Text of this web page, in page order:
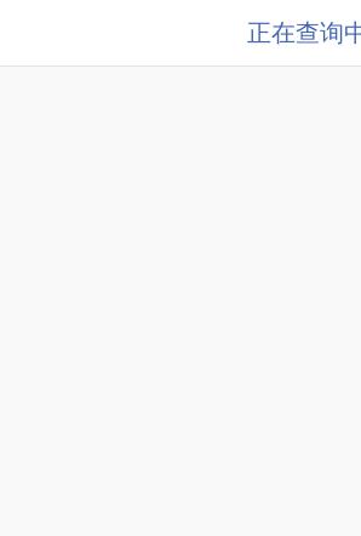
正在查询